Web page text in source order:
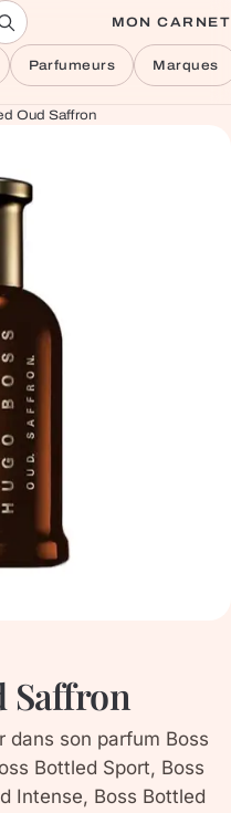
MON CARNET
Parfumeurs Marques
Oud Saffron
Saffron
dans son parfum Boss
Bottled Sport, Boss
Intense, Boss Bottled